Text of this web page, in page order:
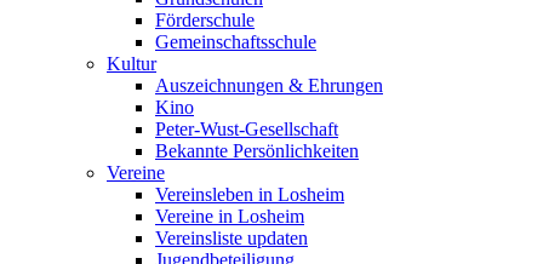
Förderschule
Gemeinschaftsschule
Kultur
Auszeichnungen & Ehrungen
Kino
Peter-Wust-Gesellschaft
Bekannte Persönlichkeiten
Vereine
Vereinsleben in Losheim
Vereine in Losheim
Vereinsliste updaten
Jugendbeteiligung